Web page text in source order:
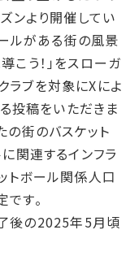
ンより開催してい
ールがある街の風景
こう！」をスローガ
ブを対象にXによ
投稿をいただきま
の街のバスケット
関連するインフラ
トボール関係人口
す。
後の2025年5月頃